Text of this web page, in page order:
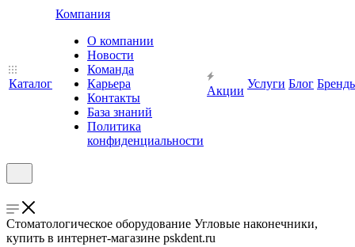
Каталог
Компания
О компании
Новости
Команда
Карьера
Контакты
База знаний
Политика
конфиденциальности
Акции
Услуги Блог
Стоматологическое оборудование Угловые наконечники,
купить в интернет-магазине pskdent.ru